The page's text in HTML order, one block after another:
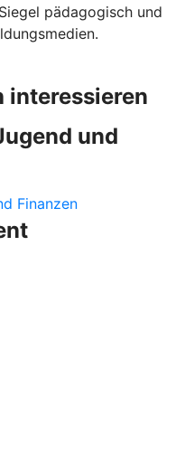
pädagogisch und
interessieren
und
Finanzen